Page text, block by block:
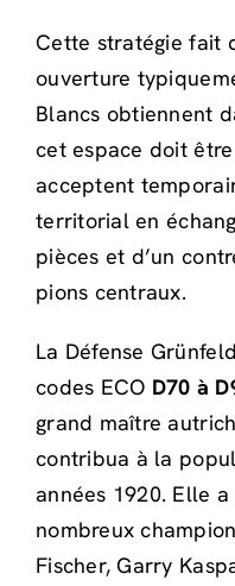
Cette stratégie fait
ouverture
Blancs obtiennent
cet espace doit
acceptent
territorial en
pièces et d’un
pions centraux.
La Défense
codes ECO D70 à
grand maître
contribua à la
années 1920. Elle
nombreux
Fischer, Garry